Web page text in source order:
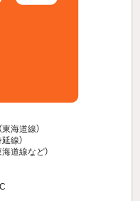
東海道線）
線）
海道線など）